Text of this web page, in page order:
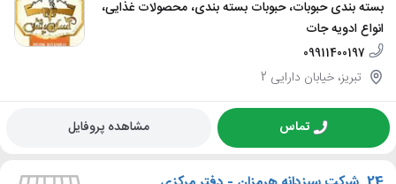
بسته بندی حبوبات، حبوبات بسته بندی، محصولات غذایی،
انواع ادویه جات
09911400197
تبریز، خیابان دارایی 2
تماس مشاهده پروفایل